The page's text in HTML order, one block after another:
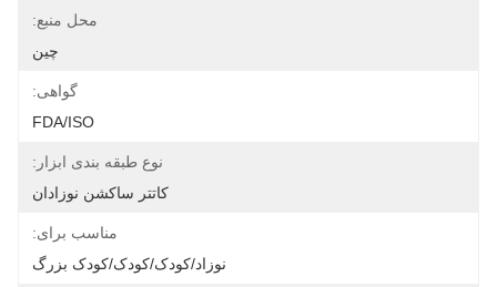
محل منبع:
چین
گواهی:
FDA/ISO
نوع طبقه بندی ابزار:
کاتتر ساکشن نوزادان
مناسب برای:
نوزاد/کودک/کودک/کودک بزرگ